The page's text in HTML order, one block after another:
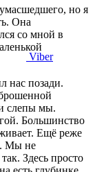
но я
Она
со мной в
нас позади.
слепы мы.
Большинство
Ещё реже
Мы не
Здесь просто
Viber